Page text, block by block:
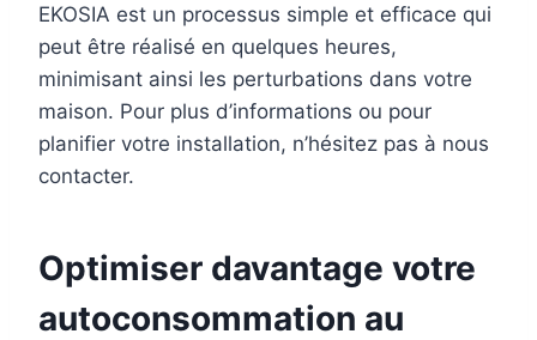
EKOSIA est un processus simple et efficace qui
peut être réalisé en quelques heures,
minimisant ainsi les perturbations dans votre
maison. Pour plus d’informations ou pour
planifier votre installation, n’hésitez pas à nous
contacter.
Optimiser davantage votre
autoconsommation au